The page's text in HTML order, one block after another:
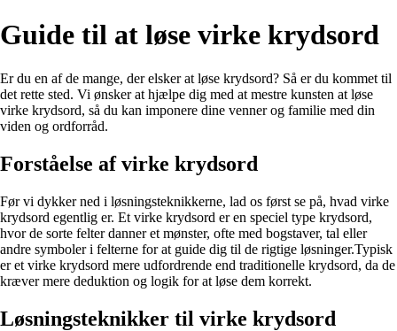
Guide til at løse virke krydsord
Er du en af de mange, der elsker at løse krydsord? Så er du kommet til
det rette sted. Vi ønsker at hjælpe dig med at mestre kunsten at løse
virke krydsord, så du kan imponere dine venner og familie med din
viden og ordforråd.
Forståelse af virke krydsord
Før vi dykker ned i løsningsteknikkerne, lad os først se på, hvad virke
krydsord egentlig er. Et virke krydsord er en speciel type krydsord,
hvor de sorte felter danner et mønster, ofte med bogstaver, tal eller
andre symboler i felterne for at guide dig til de rigtige løsninger.Typisk
er et virke krydsord mere udfordrende end traditionelle krydsord, da de
kræver mere deduktion og logik for at løse dem korrekt.
Løsningsteknikker til virke krydsord